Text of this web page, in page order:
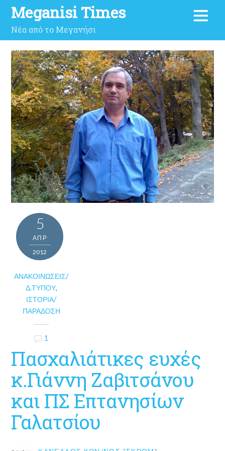
Meganisi Times
Νέα από το Μεγανήσι
5
ΑΠΡ
2012
ΑΝΑΚΟΙΝΏΣΕΙΣ/
Δ.ΤΎΠΟΥ,
ΙΣΤΟΡΊΑ/
ΠΑΡΆΔΟΣΗ
1
Πασχαλιάτικες ευχές
κ.Γιάννη Ζαβιτσάνου
και ΠΣ Επτανησίων
Γαλατσίου